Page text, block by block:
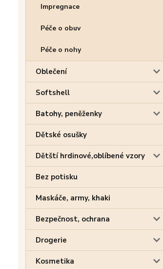
Impregnace
Péče o obuv
Péče o nohy
Oblečení
Softshell
Batohy, peněženky
Dětské osušky
Dětští hrdinové,oblíbené vzory
Bez potisku
Maskáče, army, khaki
Bezpečnost, ochrana
Drogerie
Kosmetika